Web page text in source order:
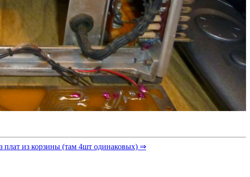
плат из корзины (там 4шт одинаковых) ⇒